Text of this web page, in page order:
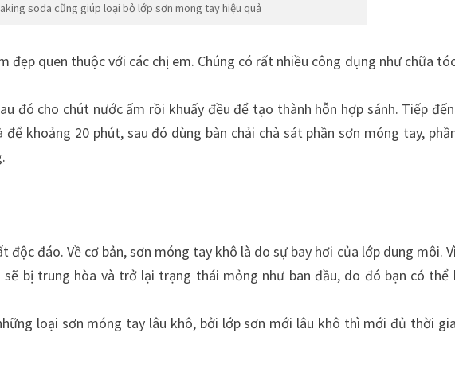
soda cũng giúp loại bỏ lớp sơn mong tay hiệu quả
đẹp quen thuộc với các chị em. Chúng có rất nhiều công dụng như chữa
đó cho chút nước ấm rồi khuấy đều để tạo thành hỗn hợp sánh. Tiếp
khoảng 20 phút, sau đó dùng bàn chải chà sát phần sơn móng tay,
độc đáo. Về cơ bản, sơn móng tay khô là do sự bay hơi của lớp dung môi.
bị trung hòa và trở lại trạng thái mỏng như ban đầu, do đó bạn có thể
loại sơn móng tay lâu khô, bởi lớp sơn mới lâu khô thì mới đủ thời